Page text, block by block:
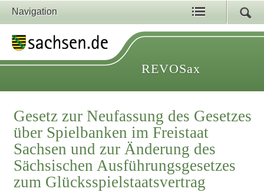
Navigation
REVOSax
Gesetz zur Neufassung des Gesetzes
über Spielbanken im Freistaat
Sachsen und zur Änderung des
Sächsischen Ausführungsgesetzes
zum Glücksspielstaatsvertrag